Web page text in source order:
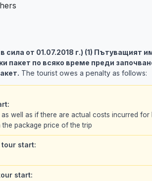
сила от 01.07.2018 г.) (1) Пътуващият
пакет по всяко време преди
The tourist owes a penalty as follows:
well as if there are actual costs incurred for
package price of the trip
tour start:
start: